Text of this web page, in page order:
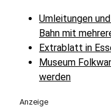
Umleitungen
Bahn mit
Extrablatt in
Museum
werden
Anzeige